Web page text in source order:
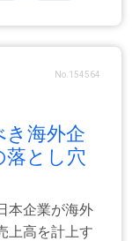
No.154564
き海外企
落とし穴
本企業が海外
上高を計上す